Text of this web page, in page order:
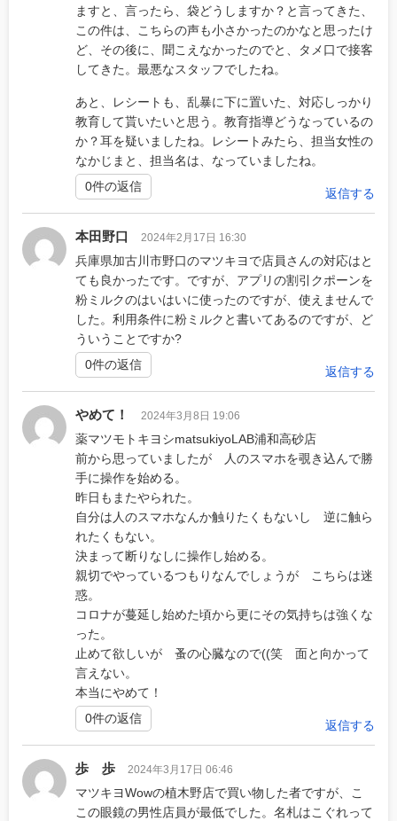
ますと、言ったら、袋どうしますか？と言ってきた、
この件は、こちらの声も小さかったのかなと思ったけ
ど、その後に、聞こえなかったのでと、タメ口で接客
してきた。最悪なスタッフでしたね。
あと、レシートも、乱暴に下に置いた、対応しっかり
教育して貰いたいと思う。教育指導どうなっているの
か？耳を疑いましたね。レシートみたら、担当女性の
なかじまと、担当名は、なっていましたね。
返信する
0件の返信
本田野口 2024年2月17日 16:30
兵庫県加古川市野口のマツキヨで店員さんの対応はと
ても良かったです。ですが、アプリの割引クポーンを
粉ミルクのはいはいに使ったのですが、使えませんで
した。利用条件に粉ミルクと書いてあるのですが、ど
ういうことですか?
返信する
0件の返信
やめて！ 2024年3月8日 19:06
薬マツモトキヨシmatsukiyoLAB浦和高砂店
前から思っていましたが 人のスマホを覗き込んで勝
手に操作を始める。
昨日もまたやられた。
自分は人のスマホなんか触りたくもないし 逆に触ら
れたくもない。
決まって断りなしに操作し始める。
親切でやっているつもりなんでしょうが こちらは迷
惑。
コロナが蔓延し始めた頃から更にその気持ちは強くな
った。
止めて欲しいが 蚤の心臓なので((笑 面と向かって
言えない。
本当にやめて！
返信する
0件の返信
歩 歩 2024年3月17日 06:46
マツキヨWowの植木野店で買い物した者ですが、こ
この眼鏡の男性店員が最低でした。名札はこぐれって